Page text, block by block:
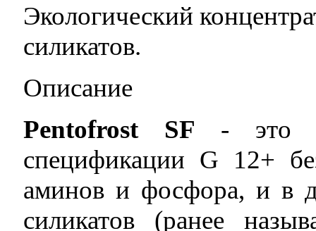
Экологический
силикатов.
Описание
Pentofrost SF - это
спецификации G 12+
аминов и фосфора, и в
силикатов (ранее